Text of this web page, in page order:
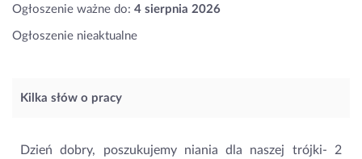
Ogłoszenie ważne do: 4 sierpnia 2026
Ogłoszenie nieaktualne
Kilka słów o pracy
Dzień dobry, poszukujemy niania dla naszej trójki- 2